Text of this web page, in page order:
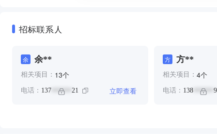
招标联系人
余 余**
相关项目： 13个
电话： 137 ****** 21 立即查看
方 方**
相关项目： 4个
电话： 138******